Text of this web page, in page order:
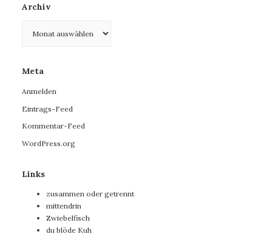
Archiv
Meta
Anmelden
Eintrags-Feed
Kommentar-Feed
WordPress.org
Links
zusammen oder getrennt
mittendrin
Zwiebelfisch
du blöde Kuh